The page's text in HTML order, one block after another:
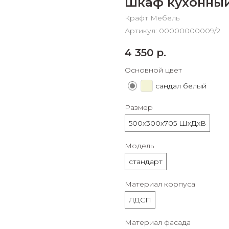
Крафт Мебель
Артикул: 00000000009/2
4 350 р.
Основной цвет
сандал белый
Размер
500х300х705 ШхДхВ
Модель
стандарт
Материал корпуса
ЛДСП
Материал фасада
в корзину
Оплачивайте сегодня только
% картой любого банка
выбранный способом